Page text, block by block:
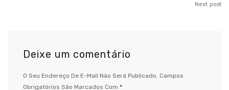
Next post
Deixe um comentário
O Seu Endereço De E-Mail Não Será Publicado. Campos
Obrigatórios São Marcados Com *